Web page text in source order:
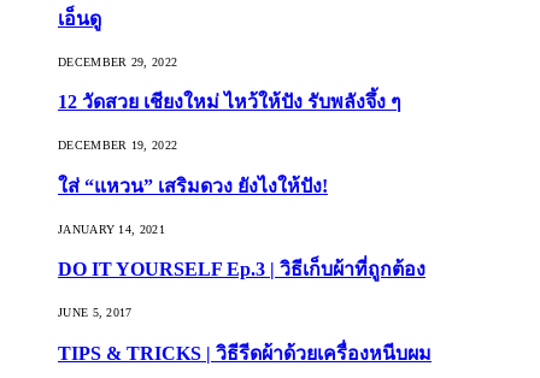
เอ็นดู
DECEMBER 29, 2022
12 วัดสวย เชียงใหม่ ไหว้ให้ปัง รับพลังจึ้ง ๆ
DECEMBER 19, 2022
ใส่ “แหวน” เสริมดวง ยังไงให้ปัง!
JANUARY 14, 2021
DO IT YOURSELF Ep.3 | วิธีเก็บผ้าที่ถูกต้อง
JUNE 5, 2017
TIPS & TRICKS | วิธีรีดผ้าด้วยเครื่องหนีบผม